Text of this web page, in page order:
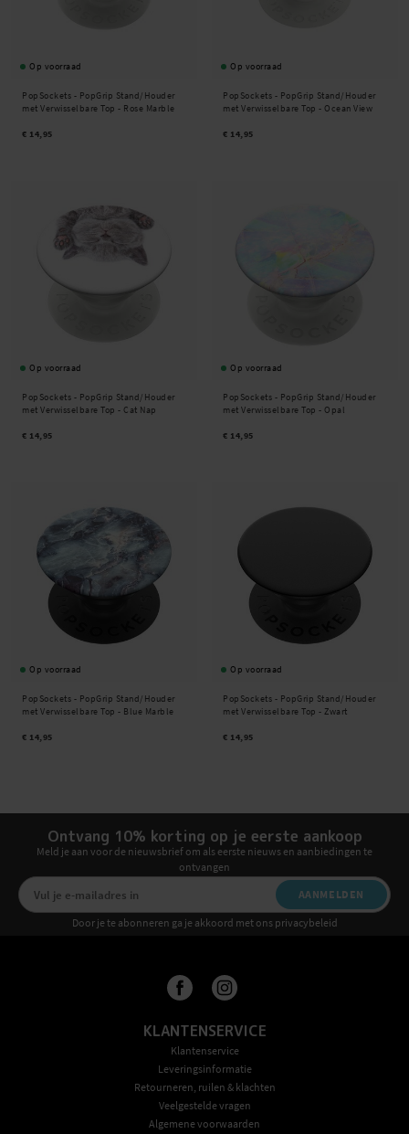
Op voorraad
PopSockets - PopGrip Stand/Houder
met Verwisselbare Top - Rose Marble
€ 14,95
Op voorraad
PopSockets - PopGrip Stand/Houder
met Verwisselbare Top - Ocean View
€ 14,95
Op voorraad
PopSockets - PopGrip Stand/Houder
met Verwisselbare Top - Cat Nap
€ 14,95
Op voorraad
PopSockets - PopGrip Stand/Houder
met Verwisselbare Top - Opal
€ 14,95
Op voorraad
PopSockets - PopGrip Stand/Houder
met Verwisselbare Top - Blue Marble
€ 14,95
Op voorraad
PopSockets - PopGrip Stand/Houder
met Verwisselbare Top - Zwart
€ 14,95
Ontvang 10% korting op je eerste aankoop
Meld je aan voor de nieuwsbrief om als eerste nieuws en aanbiedingen te
ontvangen
AANMELDEN
Door je te abonneren ga je akkoord met ons privacybeleid
KLANTENSERVICE
Klantenservice
Leveringsinformatie
Retourneren, ruilen & klachten
Veelgestelde vragen
Algemene voorwaarden